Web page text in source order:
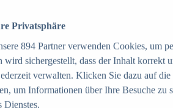
Zum Report
- Entwicklung des Umsatzes in
Privatsphäre
894Partner verwenden Cookies, um
wird sichergestellt, dass der Inhalt korrekt
verwalten. Klicken Sie dazu auf
um Informationen über Ihre Besuche
Dienstes.